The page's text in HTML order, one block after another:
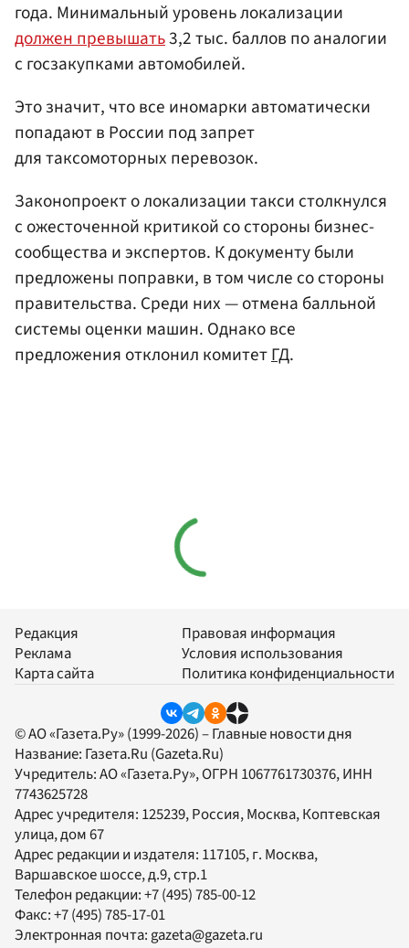
года. Минимальный уровень локализации
должен превышать3,2 тыс. баллов по аналогии
с госзакупками автомобилей.
Это значит, что все иномарки автоматически
попадают в России под запрет
для таксомоторных перевозок.
Законопроект о локализации такси столкнулся
с ожесточенной критикой со стороны бизнес-
сообщества и экспертов. К документу были
предложены поправки, в том числе со стороны
правительства. Среди них — отмена балльной
системы оценки машин. Однако все
предложения отклонил комитетГД.
Редакция
Реклама
Карта сайта
Правовая информация
Условия использования
Политика конфиденциальности
© АО «Газета.Ру» (1999-2026) – Главные новости дня
Название: Газета.Ru (Gazeta.Ru)
Учредитель:АО «Газета.Ру», ОГРН 1067761730376, ИНН
7743625728
Адрес учредителя: 125239, Россия, Москва, Коптевская
улица, дом 67
Адрес редакции и издателя: 117105, г. Москва,
Варшавское шоссе, д.9, стр.1
Телефон редакции:+7 (495) 785-00-12
Факс:+7 (495) 785-17-01
Электронная почта:gazeta@gazeta.ru